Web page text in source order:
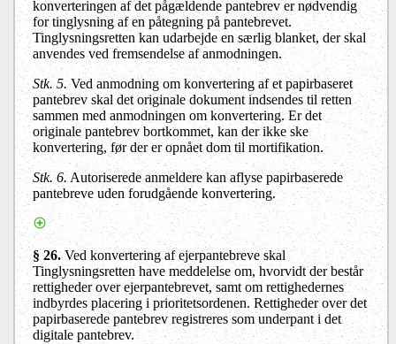
konverteringen af det pågældende pantebrev er nødvendig
for tinglysning af en påtegning på pantebrevet.
Tinglysningsretten kan udarbejde en særlig blanket, der skal
anvendes ved fremsendelse af anmodningen.
Stk. 5.Ved anmodning om konvertering af et papirbaseret
pantebrev skal det originale dokument indsendes til retten
sammen med anmodningen om konvertering. Er det
originale pantebrev bortkommet, kan der ikke ske
konvertering, før der er opnået dom til mortifikation.
Stk. 6.Autoriserede anmeldere kan aflyse papirbaserede
pantebreve uden forudgående konvertering.
§ 26.Ved konvertering af ejerpantebreve skal
Tinglysningsretten have meddelelse om, hvorvidt der består
rettigheder over ejerpantebrevet, samt om rettighedernes
indbyrdes placering i prioritetsordenen. Rettigheder over det
papirbaserede pantebrev registreres som underpant i det
digitale pantebrev.